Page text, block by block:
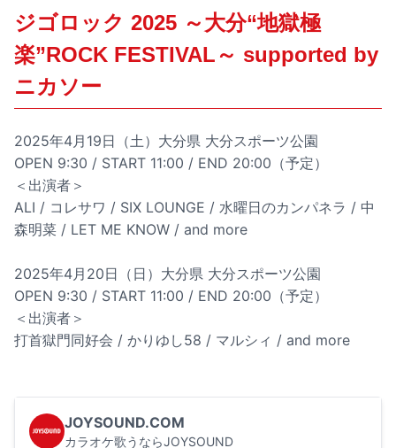
ジゴロック 2025 ～大分“地獄極
楽”ROCK FESTIVAL～ supported by
ニカソー
2025年4月19日（土）大分県 大分スポーツ公園
OPEN 9:30 / START 11:00 / END 20:00（予定）
＜出演者＞
ALI / コレサワ / SIX LOUNGE / 水曜日のカンパネラ / 中
森明菜 / LET ME KNOW / and more
2025年4月20日（日）大分県 大分スポーツ公園
OPEN 9:30 / START 11:00 / END 20:00（予定）
＜出演者＞
打首獄門同好会 / かりゆし58 / マルシィ / and more
JOYSOUND.COM
カラオケ歌うならJOYSOUND